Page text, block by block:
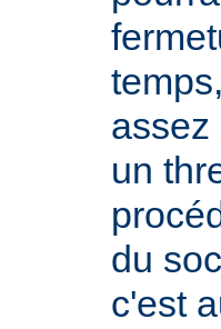
assez
un
du
c'est